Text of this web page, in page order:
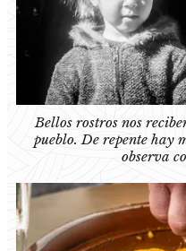
Bellos rostros nos
pueblo. De repente hay
observa